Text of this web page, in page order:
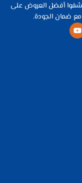
أفضل العروض على
مع ضمان الجودة.